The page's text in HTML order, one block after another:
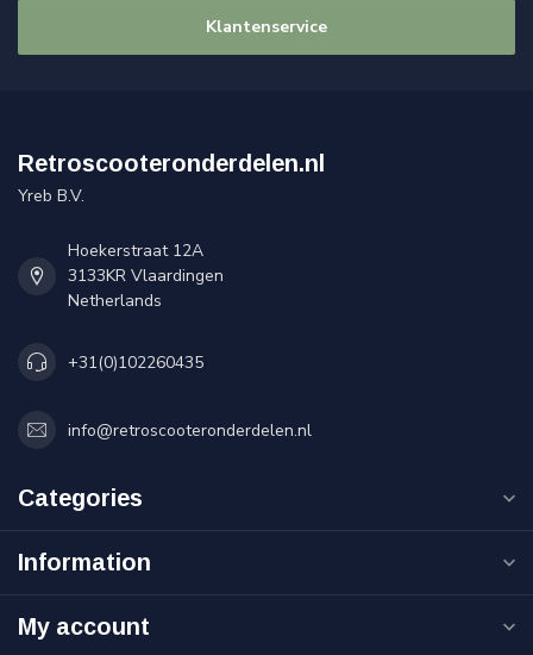
Klantenservice
Retroscooteronderdelen.nl
Yreb B.V.
Hoekerstraat 12A
3133KR Vlaardingen
Netherlands
+31(0)102260435
info@retroscooteronderdelen.nl
Categories
Information
My account